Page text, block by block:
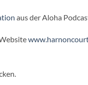
aus der Aloha